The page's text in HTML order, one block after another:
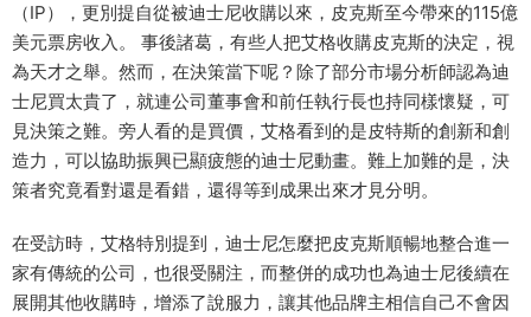
（IP），更別提自從被迪士尼收購以來，皮克斯至今帶來的115億
美元票房收入。 事後諸葛，有些人把艾格收購皮克斯的決定，視
為天才之舉。然而，在決策當下呢？除了部分市場分析師認為迪
士尼買太貴了，就連公司董事會和前任執行長也持同樣懷疑，可
見決策之難。旁人看的是買價，艾格看到的是皮特斯的創新和創
造力，可以協助振興已顯疲態的迪士尼動畫。難上加難的是，決
策者究竟看對還是看錯，還得等到成果出來才見分明。
在受訪時，艾格特別提到，迪士尼怎麼把皮克斯順暢地整合進一
家有傳統的公司，也很受關注，而整併的成功也為迪士尼後續在
展開其他收購時，增添了說服力，讓其他品牌主相信自己不會因